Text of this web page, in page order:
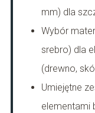
mm) dla
Wybór
srebro) dla
(drewno,
Umiejętne
elementami